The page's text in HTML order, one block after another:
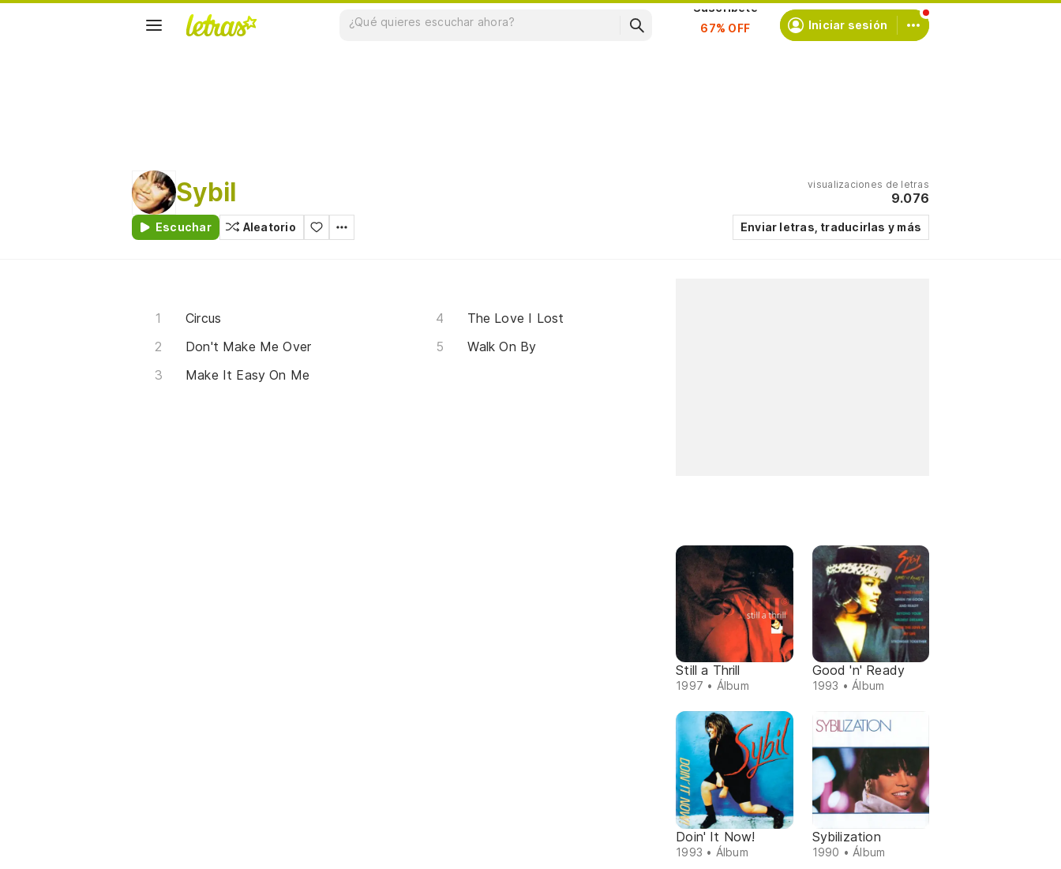
Suscríbete Iniciar sesión
Sybil
Escuchar Aleatorio
visualizaciones de letras
9.076
Enviar letras, traducirlas y más
Circus
Don't Make Me Over
Make It Easy On Me
The Love I Lost
Walk On By
Still a Thrill
1997 • Álbum
Good 'n' Ready
1993 • Álbum
Doin' It Now!
1993 • Álbum
Sybilization
1990 • Álbum